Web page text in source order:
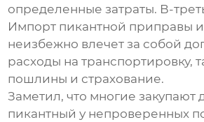
определенные затраты. В-
Импорт пикантной приправы
неизбежно влечет за собой
расходы на транспортировку,
пошлины и страхование.
Заметил, что многие закупают
пикантный у непроверенных